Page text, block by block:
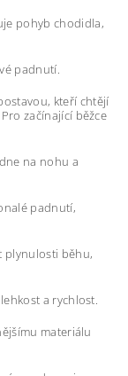
pohyb chodidla,
padnutí.
kteří chtějí
začínající běžce
na nohu a
padnutí,
plynulosti běhu,
a rychlost.
materiálu